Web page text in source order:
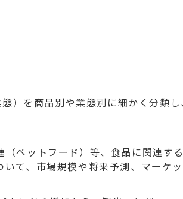
）を商品別や業態別に細かく分類
ペットフード）等、食品に関連す
て、市場規模や将来予測、マーケ